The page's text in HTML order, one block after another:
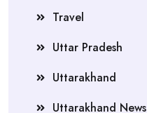
Travel
Uttar Pradesh
Uttarakhand
Uttarakhand News